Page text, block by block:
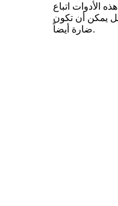
الأدوات اتباع
يمكن أن تكون
ضارة أيضاً.